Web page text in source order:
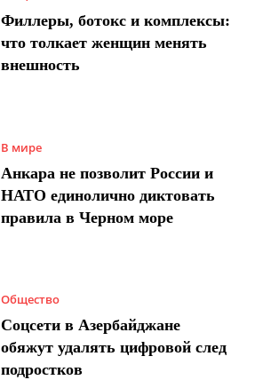
Филлеры, ботокс и комплексы:
что толкает женщин менять
внешность
В мире
Анкара не позволит России и
НАТО единолично диктовать
правила в Черном море
Общество
Соцсети в Азербайджане
обяжут удалять цифровой след
подростков